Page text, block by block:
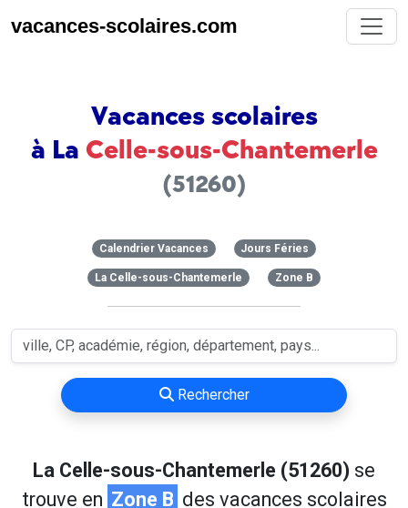
vacances-scolaires.com
Vacances scolaires
à La Celle-sous-Chantemerle
(51260)
Calendrier Vacances Jours Féries
La Celle-sous-Chantemerle Zone B
Rechercher
La Celle-sous-Chantemerle (51260) se
trouve en Zone B des vacances scolaires